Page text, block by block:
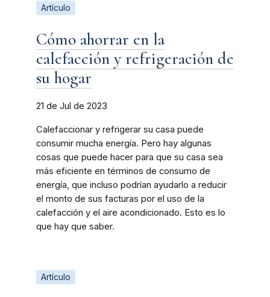
Artículo
Cómo ahorrar en la
calefacción y refrigeración de
su hogar
21 de Jul de 2023
Calefaccionar y refrigerar su casa puede
consumir mucha energía. Pero hay algunas
cosas que puede hacer para que su casa sea
más eficiente en términos de consumo de
energía, que incluso podrían ayudarlo a reducir
el monto de sus facturas por el uso de la
calefacción y el aire acondicionado. Esto es lo
que hay que saber.
Artículo